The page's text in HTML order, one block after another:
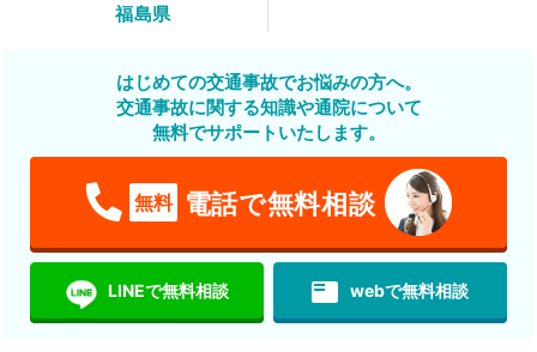
福島県
はじめての交通事故でお悩みの方へ。
交通事故に関する知識や通院について
無料でサポートいたします。
無料 電話で無料相談
LINEで無料相談 featured_play_list webで無料相談